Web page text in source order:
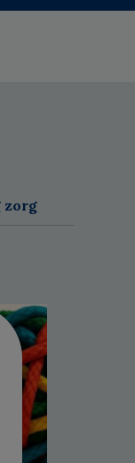
zorg